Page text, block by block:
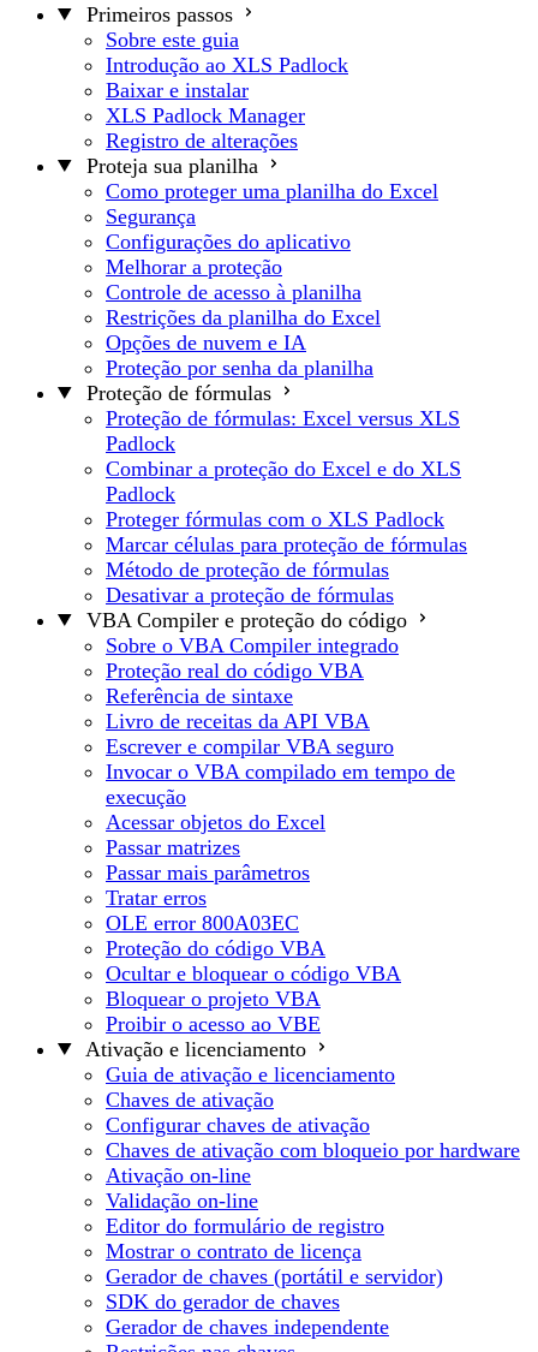
Primeiros passos
Sobre este guia
Introdução ao XLS Padlock
Baixar e instalar
XLS Padlock Manager
Registro de alterações
Proteja sua planilha
Como proteger uma planilha do Excel
Segurança
Configurações do aplicativo
Melhorar a proteção
Controle de acesso à planilha
Restrições da planilha do Excel
Opções de nuvem e IA
Proteção por senha da planilha
Proteção de fórmulas
Proteção de fórmulas: Excel versus XLS
Padlock
Combinar a proteção do Excel e do XLS
Padlock
Proteger fórmulas com o XLS Padlock
Marcar células para proteção de fórmulas
Método de proteção de fórmulas
Desativar a proteção de fórmulas
VBA Compiler e proteção do código
Sobre o VBA Compiler integrado
Proteção real do código VBA
Referência de sintaxe
Livro de receitas da API VBA
Escrever e compilar VBA seguro
Invocar o VBA compilado em tempo de
execução
Acessar objetos do Excel
Passar matrizes
Passar mais parâmetros
Tratar erros
OLE error 800A03EC
Proteção do código VBA
Ocultar e bloquear o código VBA
Bloquear o projeto VBA
Proibir o acesso ao VBE
Ativação e licenciamento
Guia de ativação e licenciamento
Chaves de ativação
Configurar chaves de ativação
Chaves de ativação com bloqueio por hardware
Ativação on-line
Validação on-line
Editor do formulário de registro
Mostrar o contrato de licença
Gerador de chaves (portátil e servidor)
SDK do gerador de chaves
Gerador de chaves independente